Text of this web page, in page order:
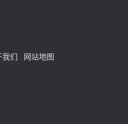
我们 网站地图